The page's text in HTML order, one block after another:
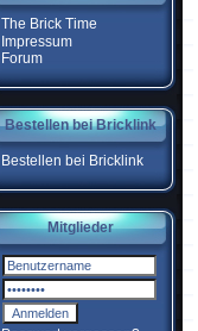
The Brick Time
Impressum
Forum
Bestellen bei Bricklink
Bestellen bei Bricklink
Mitglieder